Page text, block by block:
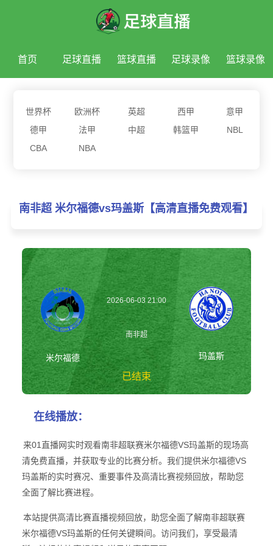
首页 足球直播 篮球直播 足球录像 篮球录像
世界杯 欧洲杯 英超 西甲
意甲
德甲
法甲 中超 韩篮甲
NBL
CBA
NBA
南非超 米尔福德vs玛盖斯【高清直播免费观看】
米尔福德
2026-06-03 21:00
南非超
已结束
玛盖斯
在线播放：
来01直播网实时观看南非超联赛米尔福德VS玛盖斯的现场高
清免费直播，并获取专业的比赛分析。我们提供米尔福德VS
玛盖斯的实时赛况、重要事件及高清比赛视频回放，帮助您
全面了解比赛进程。
本站提供高清比赛直播视频回放，助您全面了解南非超联赛
米尔福德VS玛盖斯的任何关键瞬间。访问我们，享受最清